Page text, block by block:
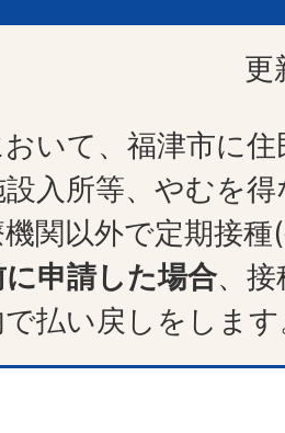
更
いて、福津市に
入所等、やむを
関以外で定期接
申請した場合、接
払い戻しをしま